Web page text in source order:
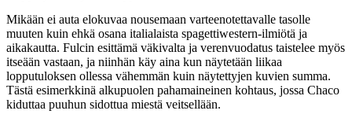
Mikään ei auta elokuvaa nousemaan varteenotettavalle tasolle
muuten kuin ehkä osana italialaista spagettiwestern-ilmiötä ja
aikakautta. Fulcin esittämä väkivalta ja verenvuodatus taistelee myös
itseään vastaan, ja niinhän käy aina kun näytetään liikaa
lopputuloksen ollessa vähemmän kuin näytettyjen kuvien summa.
Tästä esimerkkinä alkupuolen pahamaineinen kohtaus, jossa Chaco
kiduttaa puuhun sidottua miestä veitsellään.